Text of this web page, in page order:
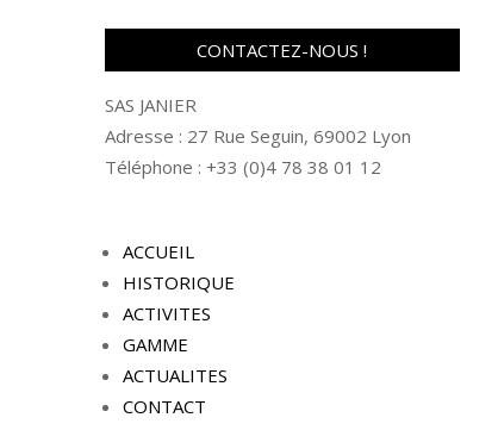
CONTACTEZ-NOUS !
SAS JANIER
Adresse : 27 Rue Seguin, 69002 Lyon
Téléphone : +33 (0)4 78 38 01 12
ACCUEIL
HISTORIQUE
ACTIVITES
GAMME
ACTUALITES
CONTACT